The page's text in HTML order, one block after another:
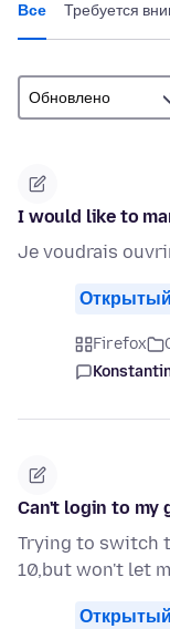
Все Требуется
I would like to
Je voudrais
Открытый
Firefox
Can't login to my
Trying to switch
10,but won't let
Открытый